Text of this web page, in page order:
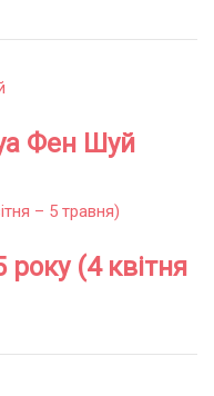
Фен Шуй
року (4 квітня